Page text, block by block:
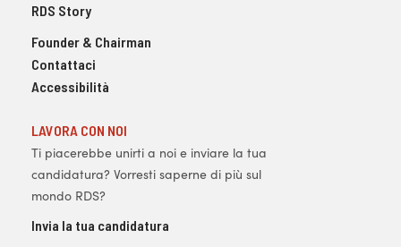
RDS Story
Founder & Chairman
Contattaci
Accessibilità
LAVORA CON NOI
Ti piacerebbe unirti a noi e inviare la tua
candidatura? Vorresti saperne di più sul
mondo RDS?
Invia la tua candidatura